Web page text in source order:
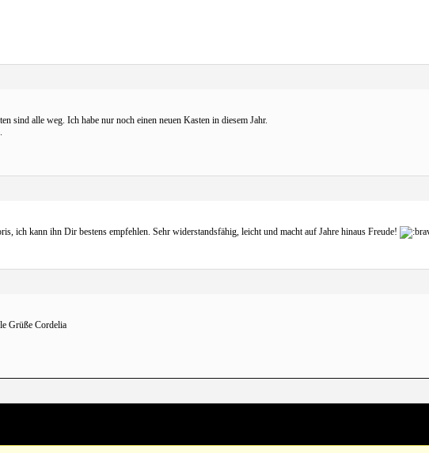
sind alle weg. Ich habe nur noch einen neuen Kasten in diesem Jahr.
ich kann ihn Dir bestens empfehlen. Sehr widerstandsfähig, leicht und macht auf Jahre hinaus Freude!
Grüße Cordelia